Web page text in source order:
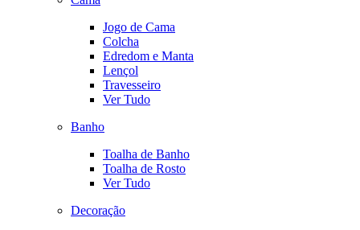
Jogo de Cama
Colcha
Edredom e Manta
Lençol
Travesseiro
Ver Tudo
Banho
Toalha de Banho
Toalha de Rosto
Ver Tudo
Decoração